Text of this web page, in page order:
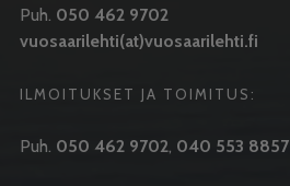
Puh. 050 462 9702
vuosaarilehti(at)vuosaarilehti.fi
ILMOITUKSET JA TOIMITUS:
Puh. 050 462 9702, 040 553 8857